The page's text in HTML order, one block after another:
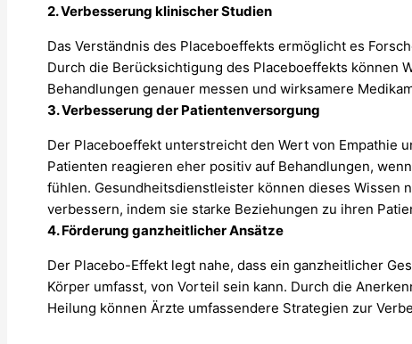
2. Verbesserung klinischer Studien
Das Verständnis des Placeboeffekts ermöglicht es
Durch die Berücksichtigung des Placeboeffekts können
Behandlungen genauer messen und wirksamere
3. Verbesserung der Patientenversorgung
Der Placeboeffekt unterstreicht den Wert von Empathie
Patienten reagieren eher positiv auf Behandlungen,
fühlen. Gesundheitsdienstleister können dieses Wissen
verbessern, indem sie starke Beziehungen zu ihren
4. Förderung ganzheitlicher Ansätze
Der Placebo-Effekt legt nahe, dass ein ganzheitlicher
Körper umfasst, von Vorteil sein kann. Durch die
Heilung können Ärzte umfassendere Strategien zur